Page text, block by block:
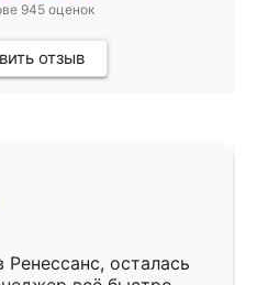
945оценок
отзыв
осталась